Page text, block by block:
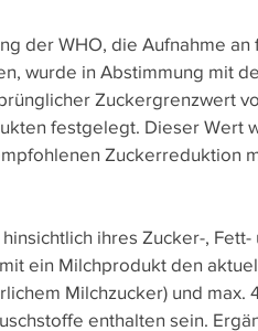
der WHO, die Aufnahme an
wurde in Abstimmung mit
Zuckergrenzwert
festgelegt. Dieser Wert
Zuckerreduktion
ihres Zucker-,
ein Milchprodukt den
Milchzucker) und
enthalten sein.